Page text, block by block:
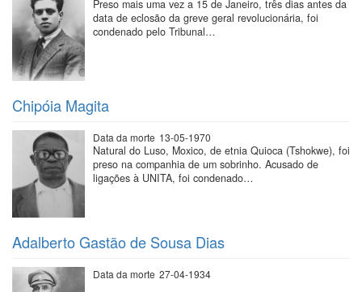
Preso mais uma vez a 15 de Janeiro, três dias antes da
data de eclosão da greve geral revolucionária, foi
condenado pelo Tribunal…
Chipóia Magita
Data da morte 13-05-1970
Natural do Luso, Moxico, de etnia Quioca (Tshokwe), foi
preso na companhia de um sobrinho. Acusado de
ligações à UNITA, foi condenado…
Adalberto Gastão de Sousa Dias
Data da morte 27-04-1934